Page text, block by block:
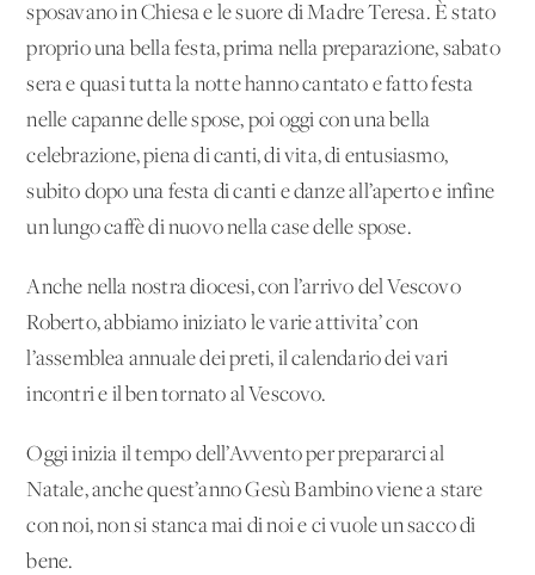
sposavano in Chiesa e le suore di Madre Teresa. È stato
proprio una bella festa, prima nella preparazione, sabato
sera e quasi tutta la notte hanno cantato e fatto festa
nelle capanne delle spose, poi oggi con una bella
celebrazione, piena di canti, di vita, di entusiasmo,
subito dopo una festa di canti e danze all’aperto e infine
un lungo caffè di nuovo nella case delle spose.
Anche nella nostra diocesi, con l’arrivo del Vescovo
Roberto, abbiamo iniziato le varie attivita’ con
l’assemblea annuale dei preti, il calendario dei vari
incontri e il ben tornato al Vescovo.
Oggi inizia il tempo dell’Avvento per prepararci al
Natale, anche quest’anno Gesù Bambino viene a stare
con noi, non si stanca mai di noi e ci vuole un sacco di
bene.